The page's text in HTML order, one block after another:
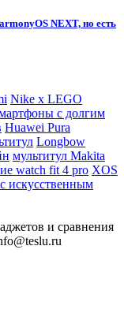
NEXT, но есть
Nike x LEGO
с долгим
Huawei Pura
Longbow
мультитул Makita
watch fit 4 pro XOS
искусственным
и сравнения